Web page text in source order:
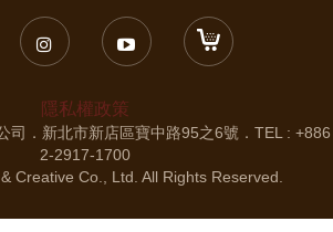
隱私權政策
司．新北市新店區寶中路95之6號．TEL : +886
2-2917-1700
Creative Co., Ltd. All Rights Reserved.